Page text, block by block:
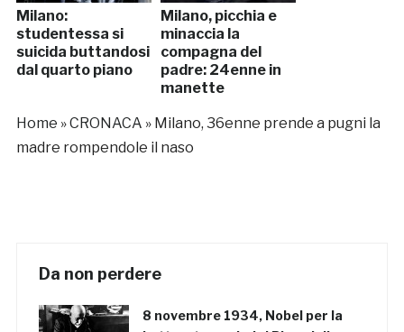
Milano:
studentessa si
suicida buttandosi
dal quarto piano
Milano, picchia e
minaccia la
compagna del
padre: 24enne in
manette
Home »CRONACA » Milano, 36enne prende a pugni la
madre rompendole il naso
Da non perdere
8 novembre 1934, Nobel per la